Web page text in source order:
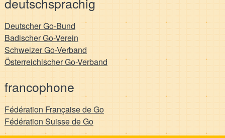
Deutscher Go-Bund
Badischer Go-Verein
Schweizer Go-Verband
Österreichischer Go-Verband
francophone
Fédération Française de Go
Fédération Suisse de Go